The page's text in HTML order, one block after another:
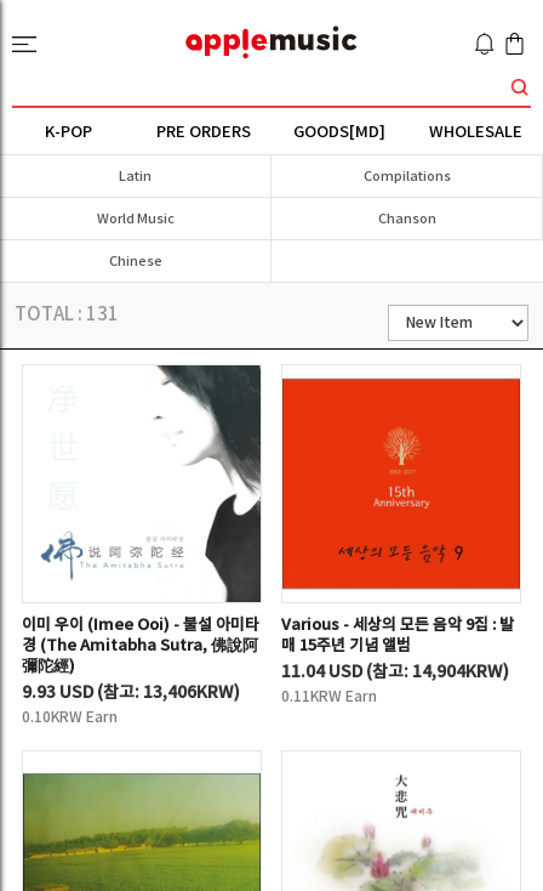
K-POP PRE ORDERS GOODS[MD] WHOLESALE
Latin Compilations
World Music Chanson
Chinese
TOTAL : 131
이미 우이 (Imee Ooi) - 불설 아미타
경 (The Amitabha Sutra, 佛說阿
彌陀經)
9.93 USD(참고: 13,406KRW)
0.10KRW Earn
Various - 세상의 모든 음악 9집 : 발
매 15주년 기념 앨범
11.04 USD(참고: 14,904KRW)
0.11KRW Earn